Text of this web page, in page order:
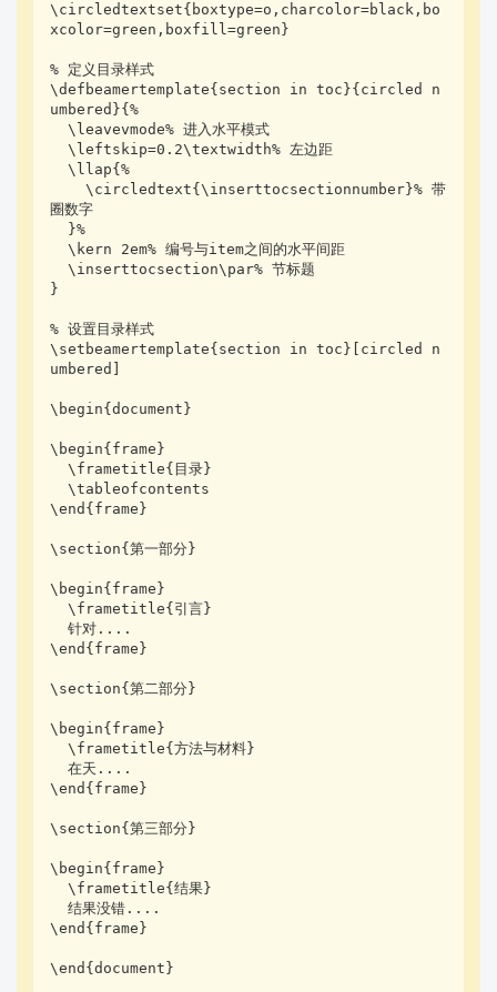
\circledtextset{boxtype=o,charcolor=black,bo
xcolor=green,boxfill=green}
% 定义目录样式
\defbeamertemplate{section in toc}{circled n
umbered}{%
  \leavevmode% 进入水平模式
  \leftskip=0.2\textwidth% 左边距
  \llap{%
    \circledtext{\inserttocsectionnumber}% 带
圈数字
  \kern 2em% 编号与item之间的水平间距
  \inserttocsection\par% 节标题
}
% 设置目录样式
\setbeamertemplate{section in toc}[circled n
umbered]
\begin{document}
\begin{frame}
  \frametitle{目录}
  \tableofcontents
\end{frame}
\section{第一部分}
\begin{frame}
  \frametitle{引言}
  针对....
\end{frame}
\section{第二部分}
\begin{frame}
  \frametitle{方法与材料}
  在天....
\end{frame}
\section{第三部分}
\begin{frame}
  \frametitle{结果}
  结果没错....
\end{frame}
\end{document}